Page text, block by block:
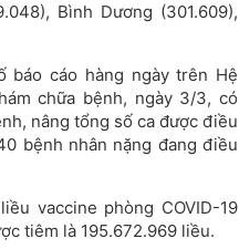
Bình Dương (301.609),
cáo hàng ngày trên Hệ
chữa bệnh, ngày 3/3, có
nâng tổng số ca được điều
bệnh nhân nặng đang điều
vaccine phòng COVID-19
tiêm là 195.672.969 liều.